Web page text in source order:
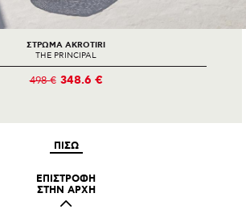
ΣΤΡΩΜΑ AKROTIRI
THE PRINCIPAL
498 € 348.6 €
ΠΙΣΩ
ΕΠΙΣΤΡΟΦΗ
ΣΤΗΝ ΑΡΧΗ